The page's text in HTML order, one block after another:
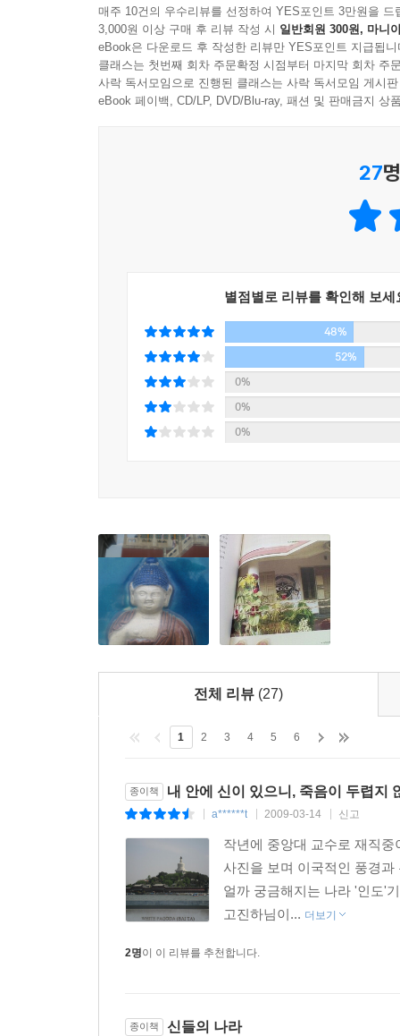
가장 위대한 구절
10 백 년 가을을 살아라
윤회에 마침표 찍기
행위의 결과에 집착하지 말라
태양사원을 찾아서
수리아에 점화된 생명의 원리
행위의 결과에 집착하지 말라
자비보다 무심이 낫다
영성의 꿀을 채집하는 수행자
나는 누구인가?
물질적 자아, 불멸의 자아
마음의 요정을 다스리는 기술
반딧불이는 폭풍에도 빛을 잃지 않는다
책에 나오는 신들과 주요 용어 해설
‘나는 누구인가, 내 삶의 의미는 무엇인가?’라는 인
의미 그대로, 스승이 아끼는 제자를 가까이 앉히
동안 계속해서 정비되었기에 현재 전해지는 종만
독일의 철학자 쇼펜하우어는 “『우파니샤드』
읽었다고 한다. 쇼펜하우어뿐만 아니라 예이츠,
영성의 시인 고진하가 인도에서 길어올린 열두 가
『신들의 나라, 인간의 땅』은 우파니샤드 철학
사실 시인이자 목사로 활동하고 있는 작가 고진
공부하던 그가 인도 땅에 처음으로 발을 디딘 것
잎사귀며 뿌리를 맛보고 그를 키운 풋풋한 흙
심지어는 바람에 흔들리는 나뭇잎에도 성스런
몇 번이고 인도를 찾아 느릿느릿 떠돌며 고대의
그렇게 「우파니샤드 기행」이라 이름붙인 여정
그 고대의 지혜 속으로 잠수하는 즐거움!
나의 인도 여행은 그 ‘으뜸의 가르침’ 즉 종
돌아다니며 활자와 풍경이 내 안에서 포개질 때 나
인도 대륙에 주눅 들지 않고 ‘앎’과 ‘모름’ 사이의
작가가 인도를 떠돌며 직접 찍은 100여 컷의 사
“당신도 신이에요!”라며 달겨드는 아이들, ‘거
한 종교의 성전을 넘어 전 세계 거의 모든 언어
자각하고 불멸의 존재가 되는 지혜를 길어올렸
특유의 느리고 나지막한, 그러나 설득력 있는
절실히 두드리는 이유가 바로 여기에 있다.
매주 10건의 우수리뷰를 선정하여 YES포인트 3만원을 드
3,000원 이상 구매 후 리뷰 작성 시 일반회원 300원, 마니
eBook은 다운로드 후 작성한 리뷰만 YES포인트 지급됩니
클래스는 첫번째 회차 주문확정 시점부터 마지막 회차 주
사락 독서모임으로 진행된 클래스는 사락 독서모임 게시
eBook 페이백, CD/LP, DVD/Blu-ray, 패션 및 판매금지 상
27
별점별로 리뷰를 확인해 보세
48%
52%
0%
0%
0%
전체 리뷰 (27)
1 2 3 4 5 6
종이책 내 안에 신이 있으니, 죽음이 두렵지
a******t 2009-03-14 신고
작년에 중앙대 교수로 재직
사진을 보며 이국적인 풍경
얼까 궁금해지는 나라 '인도'
고진하님이... 더보기
2명이 이 리뷰를 추천합니다.
종이책 신들의 나라